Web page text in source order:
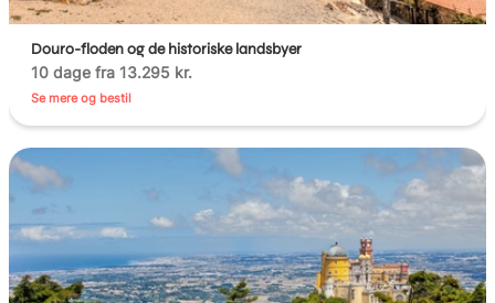
Douro-floden og de historiske landsbyer
10 dage fra 13.295 kr.
Se mere og bestil